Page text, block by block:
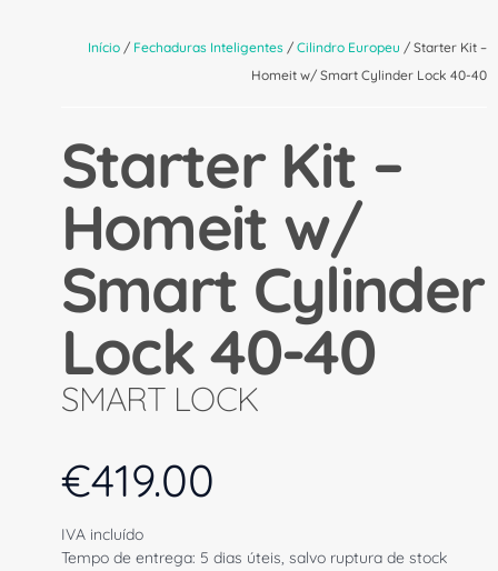
Início / Fechaduras Inteligentes / Cilindro Europeu / Starter Kit –
Homeit w/ Smart Cylinder Lock 40-40
Starter Kit –
Homeit w/
Smart Cylinder
Lock 40-40
SMART LOCK
€419.00
IVA incluído
Tempo de entrega: 5 dias úteis, salvo ruptura de stock